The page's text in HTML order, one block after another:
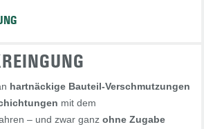
und Prüfung Ihres Bauteils
hartnäckige Bauteil-Verschmutzungen
mit dem
– und zwar ganz ohne Zugabe